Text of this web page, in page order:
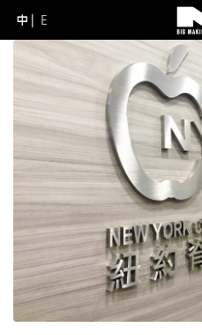
Skip
content
Enter)
中 E